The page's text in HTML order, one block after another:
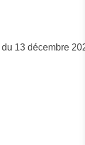
13 décembre